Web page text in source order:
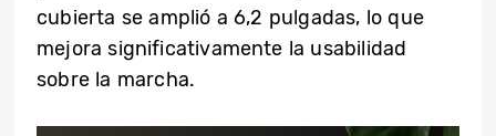
cubierta se amplió a 6,2 pulgadas, lo que
mejora significativamente la usabilidad
sobre la marcha.